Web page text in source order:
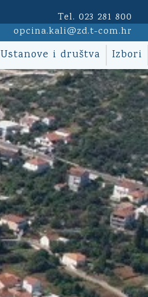
Tel. 023 281 800
opcina.kali@zd.t-com.hr
Ustanove i društva Izbori